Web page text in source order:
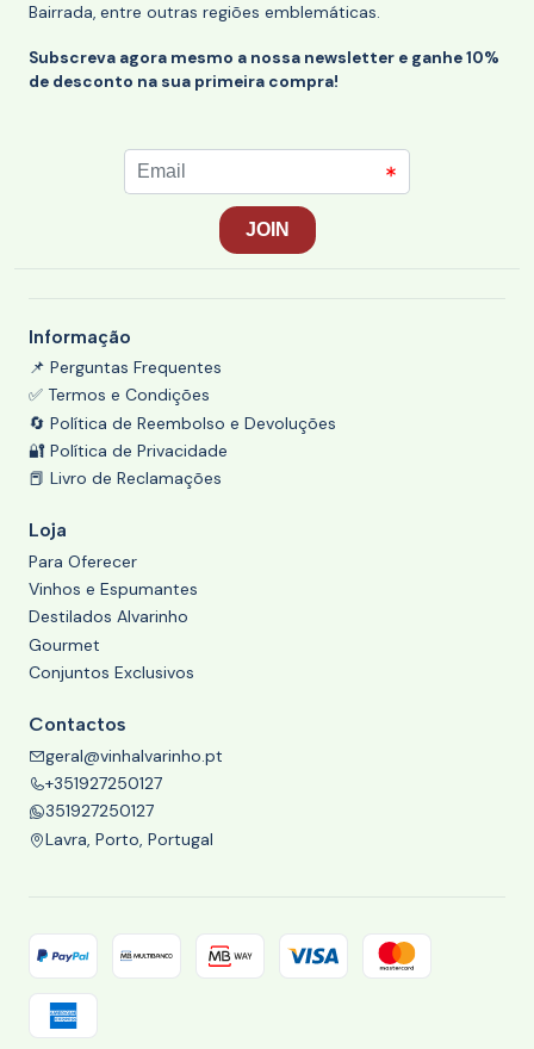
Bairrada, entre outras regiões emblemáticas.
Subscreva agora mesmo a nossa newsletter e ganhe 10%
de desconto na sua primeira compra!
Informação
📌 Perguntas Frequentes
✅ Termos e Condições
🔄 Política de Reembolso e Devoluções
🔐 Política de Privacidade
📕 Livro de Reclamações
Loja
Para Oferecer
Vinhos e Espumantes
Destilados Alvarinho
Gourmet
Conjuntos Exclusivos
Contactos
geral@vinhalvarinho.pt
+351927250127
351927250127
Lavra, Porto, Portugal